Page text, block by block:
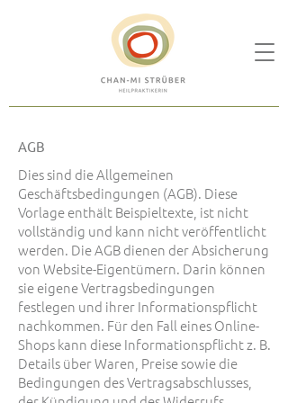
AGB
Dies sind die Allgemeinen
Geschäftsbedingungen (AGB). Diese
Vorlage enthält Beispieltexte, ist nicht
vollständig und kann nicht veröffentlicht
werden. Die AGB dienen der Absicherung
von Website-Eigentümern. Darin können
sie eigene Vertragsbedingungen
festlegen und ihrer Informationspflicht
nachkommen. Für den Fall eines Online-
Shops kann diese Informationspflicht z. B.
Details über Waren, Preise sowie die
Bedingungen des Vertragsabschlusses,